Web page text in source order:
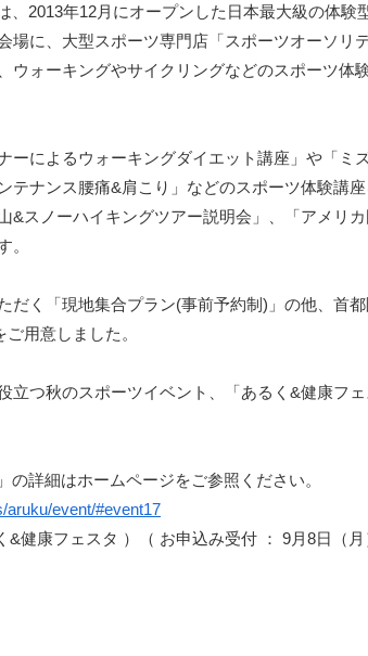
、2013年12月にオープンした日本最大級の体
場に、大型スポーツ専門店「スポーツオーソリ
ウォーキングやサイクリングなどのスポーツ体
ーによるウォーキングダイエット講座」や「ミ
テナンス腰痛&肩こり」などのスポーツ体験講
&スノーハイキングツアー説明会」、「アメリ
。
だく「現地集合プラン(事前予約制)」の他、首
用意しました。
立つ秋のスポーツイベント、「あるく&健康フ
詳細はホームページをご参照ください。
aruku/event/#event17
健康フェスタ ）（ お申込み受付 ： 9月8日（月